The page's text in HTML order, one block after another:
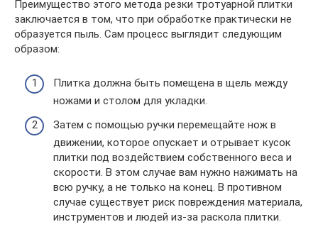
Преимущество этого метода резки тротуарной плитки
заключается в том, что при обработке практически не
образуется пыль. Сам процесс выглядит следующим
образом:
Плитка должна быть помещена в щель между
ножами и столом для укладки.
Затем с помощью ручки перемещайте нож в
движении, которое опускает и отрывает кусок
плитки под воздействием собственного веса и
скорости. В этом случае вам нужно нажимать на
всю ручку, а не только на конец. В противном
случае существует риск повреждения материала,
инструментов и людей из-за раскола плитки.